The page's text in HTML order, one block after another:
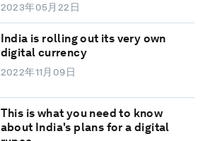
2023年05月22日
India is rolling out its very own
digital currency
2022年11月09日
This is what you need to know
about India's plans for a digital